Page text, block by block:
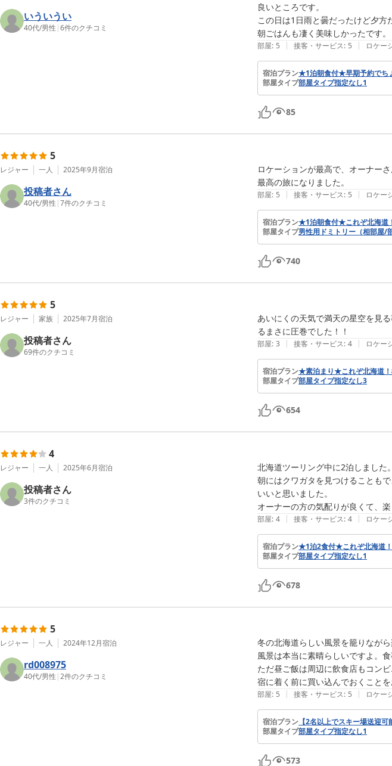
いういうい
40代/男性 |6件のクチコミ
良いところです。
この日は1日雨と曇だったけど夕方
朝ごはんも凄く美味しかったです。
部屋: 5 | 接客・サービス: 5 | ロケー
宿泊プラン★1泊朝食付★早期予約でち
部屋タイプ部屋タイプ指定なし1
85
5
レジャー 一人 2025年9月宿泊
投稿者さん
40代/男性 |7件のクチコミ
ロケーションが最高で、オーナー
最高の旅になりました。
部屋: 5 | 接客・サービス: 5 | ロケー
宿泊プラン★1泊朝食付★これぞ北海道
部屋タイプ男性用ドミトリー（相部屋/
740
5
レジャー 家族 2025年7月宿泊
投稿者さん
69件のクチコミ
あいにくの天気で満天の星空を見
るまさに圧巻でした！！
部屋: 3 | 接客・サービス: 4 | ロケー
宿泊プラン★素泊まり★これぞ北海道！
部屋タイプ部屋タイプ指定なし3
654
4
レジャー 一人 2025年6月宿泊
投稿者さん
3件のクチコミ
北海道ツーリング中に2泊しました
朝にはクワガタを見つけることも
いいと思いました。
オーナーの方の気配りが良くて、
部屋: 4 | 接客・サービス: 4 | ロケー
宿泊プラン★1泊2食付★これぞ北海道
部屋タイプ部屋タイプ指定なし1
678
5
レジャー 一人 2024年12月宿泊
rd008975
40代/男性 |2件のクチコミ
冬の北海道らしい風景を籠りなが
風景は本当に素晴らしいですよ。食
ただ昼ご飯は周辺に飲食店もコン
宿に着く前に買い込んでおくことを
部屋: 5 | 接客・サービス: 5 | ロケー
宿泊プラン 【2名以上でスキー場送迎
部屋タイプ部屋タイプ指定なし1
573